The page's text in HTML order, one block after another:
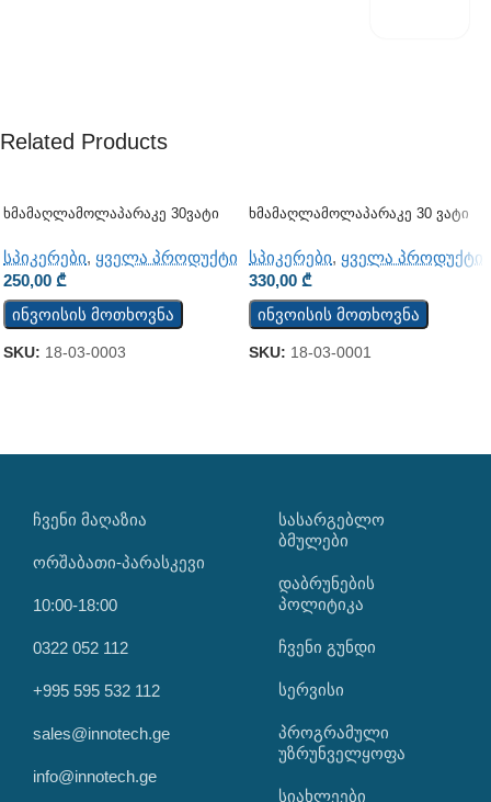
Related Products
Ხმამაღლამოლაპარაკე 30ვატი
სპიკერები, ყველა პროდუქტი
250,00 ₾
ინვოისის მოთხოვნა
SKU: 18-03-0003
Ხმამაღლამოლაპარაკე 30 Ვატი
სპიკერები, ყველა პროდუქტი
330,00 ₾
ინვოისის მოთხოვნა
SKU: 18-03-0001
ᲩᲕᲔᲜᲘ ᲛᲐᲦᲐᲖᲘᲐ
ორშაბათი-პარასკევი
10:00-18:00
0322 052 112
+995 595 532 112
sales@innotech.ge
info@innotech.ge
ᲡᲐᲡᲐᲠᲒᲔᲑᲚᲝ
ᲑᲛᲣᲚᲔᲑᲘ
დაბრუნების
პოლიტიკა
ჩვენი გუნდი
სერვისი
პროგრამული
უზრუნველყოფა
სიახლეები